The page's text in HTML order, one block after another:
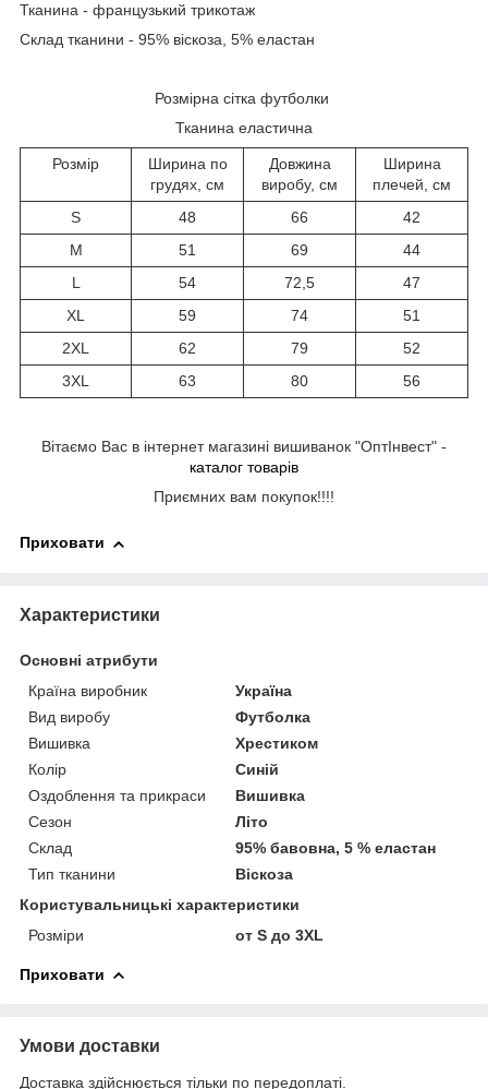
Тканина - французький трикотаж
Склад тканини - 95% віскоза, 5% еластан
Розмірна сітка футболки
Тканина еластична
Розмір
Ширина по
грудях, см
Довжина
виробу, см
Ширина
плечей, см
S
48 66
42
M
51 69
44
L
54 72,5
47
XL
59 74
51
2XL
62 79
52
3XL
63 80 56
Вітаємо Вас в інтернет магазині вишиванок "ОптІнвест" -
каталог товарів
Приємних вам покупок!!!!
Приховати
Характеристики
Основні атрибути
Країна виробник
Україна
Вид виробу
Футболка
Вишивка
Хрестиком
Колір
Синій
Оздоблення та прикраси
Вишивка
Сезон
Літо
Склад
95% бавовна, 5 % еластан
Тип тканини
Віскоза
Користувальницькі характеристики
Розміри
от S до 3XL
Приховати
Умови доставки
Доставка здійснюється тільки по передоплаті.